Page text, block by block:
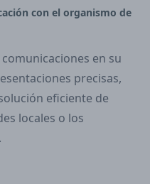
con el organismo de
en su
precisas,
eficiente de
locales o los